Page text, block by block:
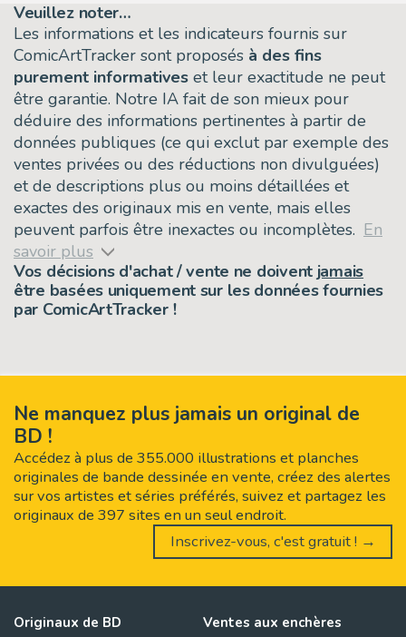
Veuillez noter…
Les informations et les indicateurs fournis sur
ComicArtTracker sont proposés à des fins
purement informatives et leur exactitude ne peut
être garantie. Notre IA fait de son mieux pour
déduire des informations pertinentes à partir de
données publiques (ce qui exclut par exemple des
ventes privées ou des réductions non divulguées)
et de descriptions plus ou moins détaillées et
exactes des originaux mis en vente, mais elles
peuvent parfois être inexactes ou incomplètes. En
savoir plus
Vos décisions d'achat / vente ne doivent jamais
être basées uniquement sur les données fournies
par ComicArtTracker !
Ne manquez plus jamais un original de
BD !
Accédez à plus de 355.000 illustrations et planches
originales de bande dessinée en vente, créez des alertes
sur vos artistes et séries préférés, suivez et partagez les
originaux de 397 sites en un seul endroit.
Inscrivez-vous, c'est gratuit ! →
Originaux de BD Ventes aux enchères